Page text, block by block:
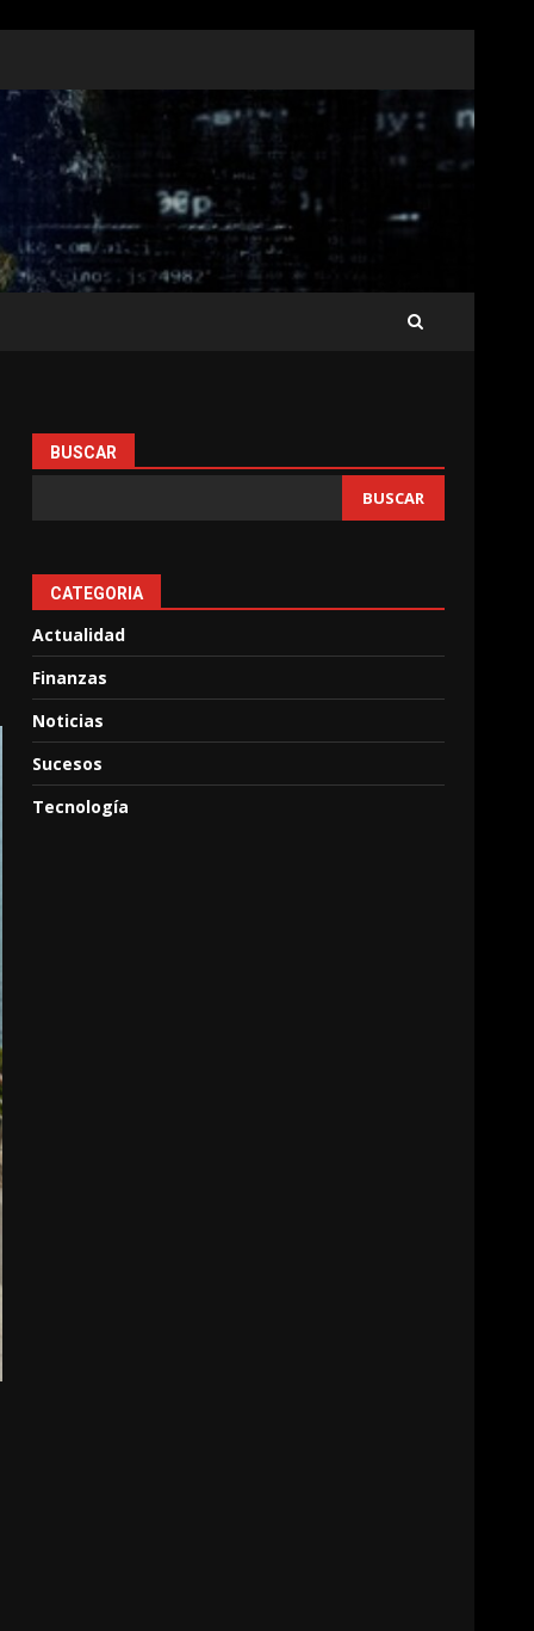
BUSCAR
BUSCAR
CATEGORIA
Actualidad
Finanzas
Noticias
Sucesos
Tecnología